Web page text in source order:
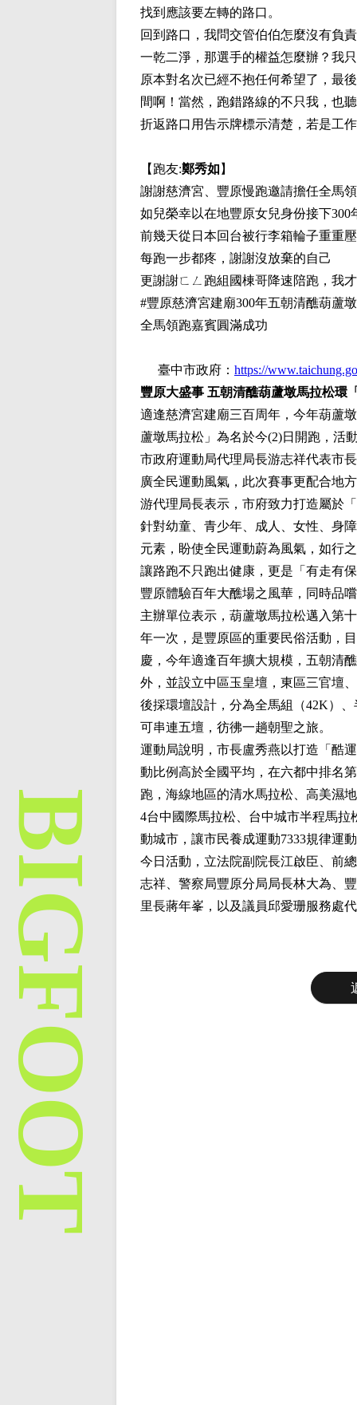
找到應該要左轉的路口。
回到路口，我問交管伯伯怎麼沒有負
一乾二淨，那選手的權益怎麼辦？我
原本對名次已經不抱任何希望了，最
間啊！當然，跑錯路線的不只我，也
折返路口用告示牌標示清楚，若是工
【跑友:鄭秀如 】
謝謝慈濟宮、豐原慢跑邀請擔任全馬
如兒榮幸以在地豐原女兒身份接下300
前幾天從日本回台被行李箱輪子重重
每跑一步都疼，謝謝沒放棄的自己
更謝謝ㄈㄥ跑組國棟哥降速陪跑，我
#豐原慈濟宮建廟300年五朝清醮葫蘆
全馬領跑嘉賓圓滿成功
臺中市政府： https://
豐原大盛事 五朝清醮葫蘆墩馬拉松環
適逢慈濟宮建廟三百周年，今年葫蘆
蘆墩馬拉松」為名於今(2)日開跑，活
市政府運動局代理局長游志祥代表市
廣全民運動風氣，此次賽事更配合地
游代理局長表示，市府致力打造屬於
針對幼童、青少年、成人、女性、身
元素，盼使全民運動蔚為風氣，如行
讓路跑不只跑出健康，更是「有走有
豐原體驗百年大醮場之風華，同時品
主辦單位表示，葫蘆墩馬拉松邁入第
年一次，是豐原區的重要民俗活動，
慶，今年適逢百年擴大規模，五朝清
外，並設立中區玉皇壇，東區三官壇
後採環壇設計，分為全馬組（42K）
可串連五壇，彷彿一趟朝聖之旅。
運動局說明，市長盧秀燕以打造「酷
動比例高於全國平均，在六都中排名
跑，海線地區的清水馬拉松、高美濕
4台中國際馬拉松、台中城市半程馬
動城市，讓市民養成運動7333規律運
今日活動，立法院副院長江啟臣、前
志祥、警察局豐原分局局長林大為、
里長蔣年峯，以及議員邱愛珊服務處